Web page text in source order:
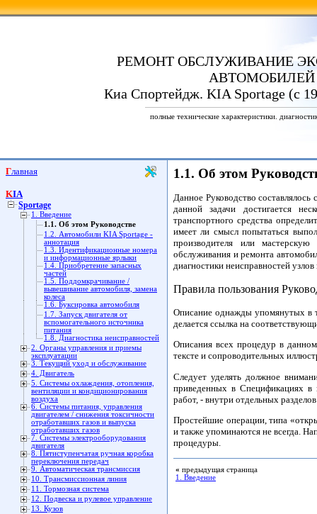
РЕМОНТ ОБСЛУЖИВАНИЕ
АВТОМОБИЛЕЙ
Киа Спортейдж. KIA Sportage (с
полные технические характеристики.
Главная
KIA
Sportage
1. Введение
1.1. Об этом Руководстве
1.2. Автомобили KIA Sportage -
аннотация
1.3. Идентификационные номера
и информационные ярлыки
1.4. Приобретение запасных
частей
1.5. Поддомкрачивание /
вывешивание автомобиля, замена
колеса
1.6. Буксировка автомобиля
1.7. Запуск двигателя от
вспомогательного источника
питания
1.8. Диагностика неисправностей
2. Органы управления и приемы
эксплуатации
3. Текущий уход и обслуживание
4. Двигатель
5. Системы охлаждения, отопления,
вентиляции и кондиционирования
воздуха
6. Системы питания, управления
двигателем / снижения токсичности
отработавших газов и выпуска
отработавших газов
7. Системы электрооборудования
двигателя
8. Пятиступенчатая ручная коробка
переключения передач
9. Автоматическая трансмиссия
10. Трансмиссионная линия
11. Тормозная система
12. Подвеска и рулевое управление
13. Кузов
1.1. Об этом
Данное Руководство
данной задачи достигается
транспортного средства
имеет ли смысл попытаться
производителя или
обслуживания и ремонта
диагностики неисправностей
Правила пользования
Описание однажды упомянутых в
делается ссылка на
Описания всех процедур в
тексте и сопроводительных
Следует уделять должное
приведенных в Спецификациях в
работ, - внутри отдельных
Простейшие операции, типа
и также упоминаются не всегда.
процедуры.
« предыдущая страница
1. Введение